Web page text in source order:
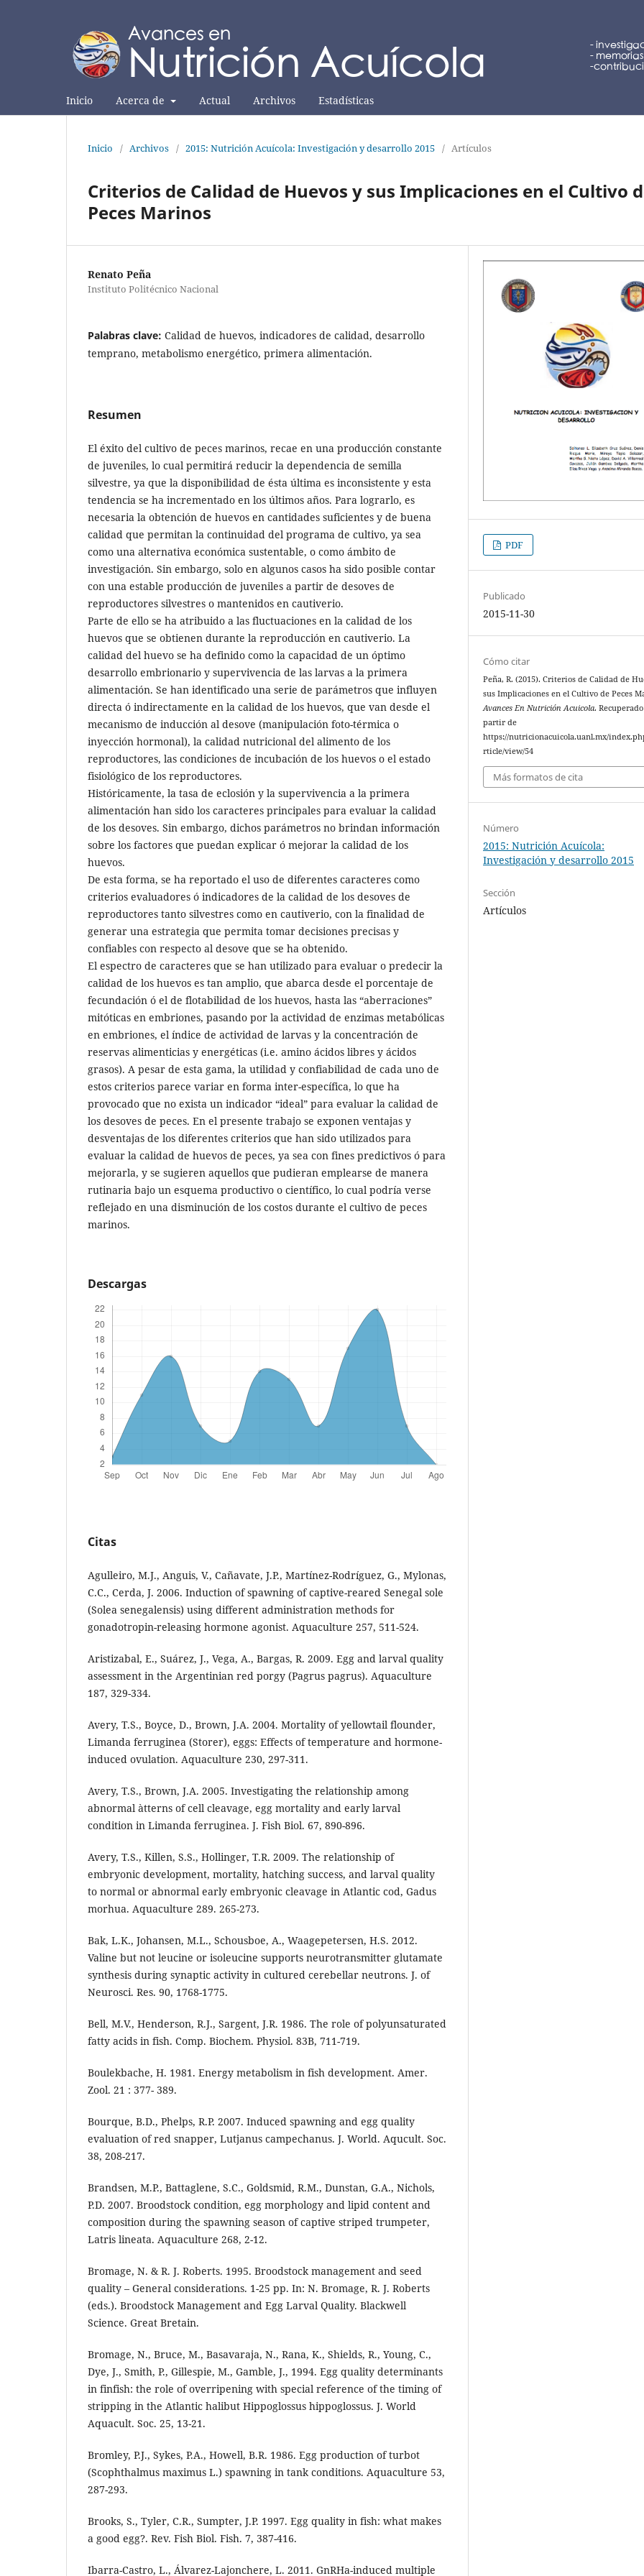
Inicio Acerca de Actual Archivos Estadísticas
Inicio / Archivos / 2015: Nutrición Acuícola: Investigación y desarrollo 2015 / Artículos
Criterios de Calidad de Huevos y sus Implicaciones en el Cultivo
Peces Marinos
Renato Peña
Instituto Politécnico Nacional
Palabras clave: Calidad de huevos, indicadores de calidad, desarrollo
temprano, metabolismo energético, primera alimentación.
Resumen
El éxito del cultivo de peces marinos, recae en una producción constante
de juveniles, lo cual permitirá reducir la dependencia de semilla
silvestre, ya que la disponibilidad de ésta última es inconsistente y esta
tendencia se ha incrementado en los últimos años. Para lograrlo, es
necesaria la obtención de huevos en cantidades suficientes y de buena
calidad que permitan la continuidad del programa de cultivo, ya sea
como una alternativa económica sustentable, o como ámbito de
investigación. Sin embargo, solo en algunos casos ha sido posible contar
con una estable producción de juveniles a partir de desoves de
reproductores silvestres o mantenidos en cautiverio.
Parte de ello se ha atribuido a las fluctuaciones en la calidad de los
huevos que se obtienen durante la reproducción en cautiverio. La
calidad del huevo se ha definido como la capacidad de un óptimo
desarrollo embrionario y supervivencia de las larvas a la primera
alimentación. Se han identificado una serie de parámetros que influyen
directa ó indirectamente en la calidad de los huevos, que van desde el
mecanismo de inducción al desove (manipulación foto-térmica o
inyección hormonal), la calidad nutricional del alimento de los
reproductores, las condiciones de incubación de los huevos o el estado
fisiológico de los reproductores.
Históricamente, la tasa de eclosión y la supervivencia a la primera
alimentación han sido los caracteres principales para evaluar la calidad
de los desoves. Sin embargo, dichos parámetros no brindan información
sobre los factores que puedan explicar ó mejorar la calidad de los
huevos.
De esta forma, se ha reportado el uso de diferentes caracteres como
criterios evaluadores ó indicadores de la calidad de los desoves de
reproductores tanto silvestres como en cautiverio, con la finalidad de
generar una estrategia que permita tomar decisiones precisas y
confiables con respecto al desove que se ha obtenido.
El espectro de caracteres que se han utilizado para evaluar o predecir la
calidad de los huevos es tan amplio, que abarca desde el porcentaje de
fecundación ó el de flotabilidad de los huevos, hasta las “aberraciones”
mitóticas en embriones, pasando por la actividad de enzimas metabólicas
en embriones, el índice de actividad de larvas y la concentración de
reservas alimenticias y energéticas (i.e. amino ácidos libres y ácidos
grasos). A pesar de esta gama, la utilidad y confiabilidad de cada uno de
estos criterios parece variar en forma inter-específica, lo que ha
provocado que no exista un indicador “ideal” para evaluar la calidad de
los desoves de peces. En el presente trabajo se exponen ventajas y
desventajas de los diferentes criterios que han sido utilizados para
evaluar la calidad de huevos de peces, ya sea con fines predictivos ó para
mejorarla, y se sugieren aquellos que pudieran emplearse de manera
rutinaria bajo un esquema productivo o científico, lo cual podría verse
reflejado en una disminución de los costos durante el cultivo de peces
marinos.
Descargas
Citas
Agulleiro, M.J., Anguis, V., Cañavate, J.P., Martínez-Rodríguez, G., Mylonas,
C.C., Cerda, J. 2006. Induction of spawning of captive-reared Senegal sole
(Solea senegalensis) using different administration methods for
gonadotropin-releasing hormone agonist. Aquaculture 257, 511-524.
Aristizabal, E., Suárez, J., Vega, A., Bargas, R. 2009. Egg and larval quality
assessment in the Argentinian red porgy (Pagrus pagrus). Aquaculture
187, 329-334.
Avery, T.S., Boyce, D., Brown, J.A. 2004. Mortality of yellowtail flounder,
Limanda ferruginea (Storer), eggs: Effects of temperature and hormone-
induced ovulation. Aquaculture 230, 297-311.
Avery, T.S., Brown, J.A. 2005. Investigating the relationship among
abnormal àtterns of cell cleavage, egg mortality and early larval
condition in Limanda ferruginea. J. Fish Biol. 67, 890-896.
Avery, T.S., Killen, S.S., Hollinger, T.R. 2009. The relationship of
embryonic development, mortality, hatching success, and larval quality
to normal or abnormal early embryonic cleavage in Atlantic cod, Gadus
morhua. Aquaculture 289. 265-273.
Bak, L.K., Johansen, M.L., Schousboe, A., Waagepetersen, H.S. 2012.
Valine but not leucine or isoleucine supports neurotransmitter glutamate
synthesis during synaptic activity in cultured cerebellar neutrons. J. of
Neurosci. Res. 90, 1768-1775.
Bell, M.V., Henderson, R.J., Sargent, J.R. 1986. The role of polyunsaturated
fatty acids in fish. Comp. Biochem. Physiol. 83B, 711-719.
Boulekbache, H. 1981. Energy metabolism in fish development. Amer.
Zool. 21 : 377- 389.
Bourque, B.D., Phelps, R.P. 2007. Induced spawning and egg quality
evaluation of red snapper, Lutjanus campechanus. J. World. Aqucult. Soc.
38, 208-217.
Brandsen, M.P., Battaglene, S.C., Goldsmid, R.M., Dunstan, G.A., Nichols,
P.D. 2007. Broodstock condition, egg morphology and lipid content and
composition during the spawning season of captive striped trumpeter,
Latris lineata. Aquaculture 268, 2-12.
Bromage, N. & R. J. Roberts. 1995. Broodstock management and seed
quality – General considerations. 1-25 pp. In: N. Bromage, R. J. Roberts
(eds.). Broodstock Management and Egg Larval Quality. Blackwell
Science. Great Bretain.
Bromage, N., Bruce, M., Basavaraja, N., Rana, K., Shields, R., Young, C.,
Dye, J., Smith, P., Gillespie, M., Gamble, J., 1994. Egg quality determinants
in finfish: the role of overripening with special reference of the timing of
stripping in the Atlantic halibut Hippoglossus hippoglossus. J. World
Aquacult. Soc. 25, 13-21.
Bromley, P.J., Sykes, P.A., Howell, B.R. 1986. Egg production of turbot
(Scophthalmus maximus L.) spawning in tank conditions. Aquaculture 53,
287-293.
Brooks, S., Tyler, C.R., Sumpter, J.P. 1997. Egg quality in fish: what makes
a good egg?. Rev. Fish Biol. Fish. 7, 387-416.
Ibarra-Castro, L., Álvarez-Lajonchere, L. 2011. GnRHa-induced multiple
PDF
Publicado
2015-11-30
Cómo citar
Peña, R. (2015). Criterios de Calidad de
sus Implicaciones en el Cultivo de Peces
Avances En Nutrición Acuicola.
partir de
https://nutricionacuicola.uanl.mx/
rticle/view/54
Más formatos de cita
Número
2015: Nutrición Acuícola:
Investigación y desarrollo 2015
Sección
Artículos